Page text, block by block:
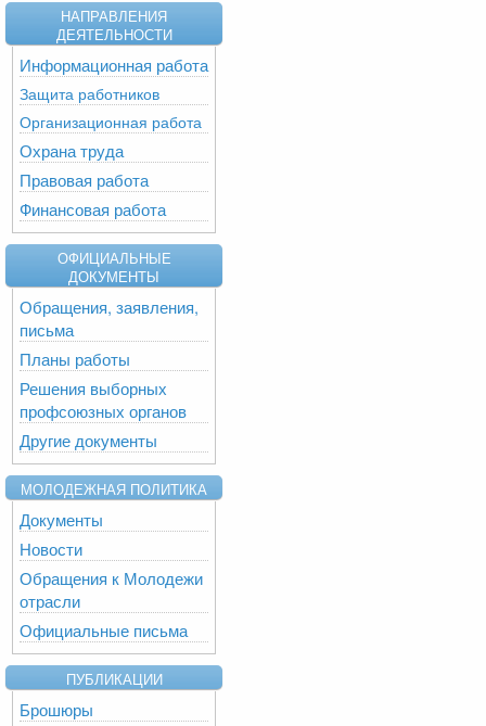
НАПРАВЛЕНИЯ
ДЕЯТЕЛЬНОСТИ
Информационная работа
Защита работников
Организационная работа
Охрана труда
Правовая работа
Финансовая работа
ОФИЦИАЛЬНЫЕ
ДОКУМЕНТЫ
Обращения, заявления,
письма
Планы работы
Решения выборных
профсоюзных органов
Другие документы
МОЛОДЕЖНАЯ ПОЛИТИКА
Документы
Новости
Обращения к Молодежи
отрасли
Официальные письма
ПУБЛИКАЦИИ
Брошюры